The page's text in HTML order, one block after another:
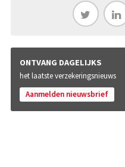
ONTVANG DAGELIJKS
het laatste verzekeringsnieuws
Aanmelden nieuwsbrief